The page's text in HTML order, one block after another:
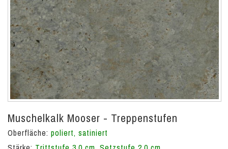
Muschelkalk Mooser - Treppenstufen
Oberfläche: poliert, satiniert